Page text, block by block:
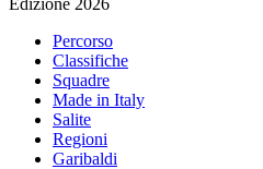
Percorso
Classifiche
Squadre
Made in Italy
Salite
Regioni
Garibaldi